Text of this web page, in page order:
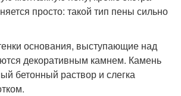
просто: такой тип пены сильно
основания, выступающие над
декоративным камнем. Камень
бетонный раствор и слегка